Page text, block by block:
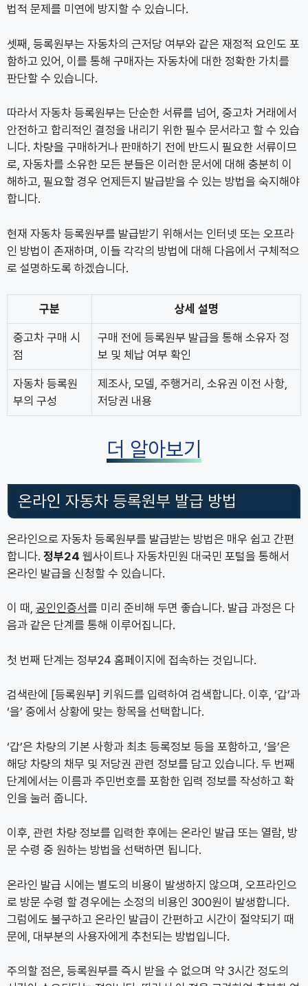
법적 문제를 미연에 방지할 수 있습니다.
셋째, 등록원부는 자동차의 근저당 여부와 같은 재정적 요인도 포
함하고 있어, 이를 통해 구매자는 자동차에 대한 정확한 가치를
판단할 수 있습니다.
따라서 자동차 등록원부는 단순한 서류를 넘어, 중고차 거래에서
안전하고 합리적인 결정을 내리기 위한 필수 문서라고 할 수 있습
니다. 차량을 구매하거나 판매하기 전에 반드시 필요한 서류이므
로, 자동차를 소유한 모든 분들은 이러한 문서에 대해 충분히 이
해하고, 필요할 경우 언제든지 발급받을 수 있는 방법을 숙지해야
합니다.
현재 자동차 등록원부를 발급받기 위해서는 인터넷 또는 오프라
인 방법이 존재하며, 이들 각각의 방법에 대해 다음에서 구체적으
로 설명하도록 하겠습니다.
구분 상세 설명
중고차 구매 시
점
구매 전에 등록원부 발급을 통해 소유자 정
보 및 체납 여부 확인
자동차 등록원
부의 구성
제조사, 모델, 주행거리, 소유권 이전 사항,
저당권 내용
더 알아보기
온라인 자동차 등록원부 발급 방법
온라인으로 자동차 등록원부를 발급받는 방법은 매우 쉽고 간편
합니다. 정부24 웹사이트나 자동차민원 대국민 포털을 통해서
온라인 발급을 신청할 수 있습니다.
이 때, 공인인증서를 미리 준비해 두면 좋습니다. 발급 과정은 다
음과 같은 단계를 통해 이루어집니다.
첫 번째 단계는 정부24 홈페이지에 접속하는 것입니다.
검색란에 [등록원부] 키워드를 입력하여 검색합니다. 이후, ‘갑’과
‘을’ 중에서 상황에 맞는 항목을 선택합니다.
‘갑’은 차량의 기본 사항과 최초 등록정보 등을 포함하고, ‘을’은
해당 차량의 채무 및 저당권 관련 정보를 담고 있습니다. 두 번째
단계에서는 이름과 주민번호를 포함한 입력 정보를 작성하고 확
인을 눌러 줍니다.
이후, 관련 차량 정보를 입력한 후에는 온라인 발급 또는 열람, 방
문 수령 중 원하는 방법을 선택하면 됩니다.
온라인 발급 시에는 별도의 비용이 발생하지 않으며, 오프라인으
로 방문 수령 할 경우에는 소정의 비용인 300원이 발생합니다.
그럼에도 불구하고 온라인 발급이 간편하고 시간이 절약되기 때
문에, 대부분의 사용자에게 추천되는 방법입니다.
주의할 점은, 등록원부를 즉시 받을 수 없으며 약 3시간 정도의